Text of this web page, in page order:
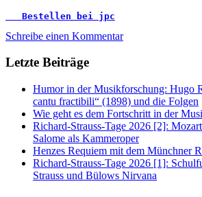
Bestellen bei jpc
Schreibe einen Kommentar
Letzte Beiträge
Humor in der Musikforschung: Hugo
cantu fractibili“ (1898) und die Folgen
Wie geht es dem Fortschritt in der
Richard-Strauss-Tage 2026 [2]:
Salome als Kammeroper
Henzes Requiem mit dem Münchner
Richard-Strauss-Tage 2026 [1]:
Strauss und Bülows Nirvana